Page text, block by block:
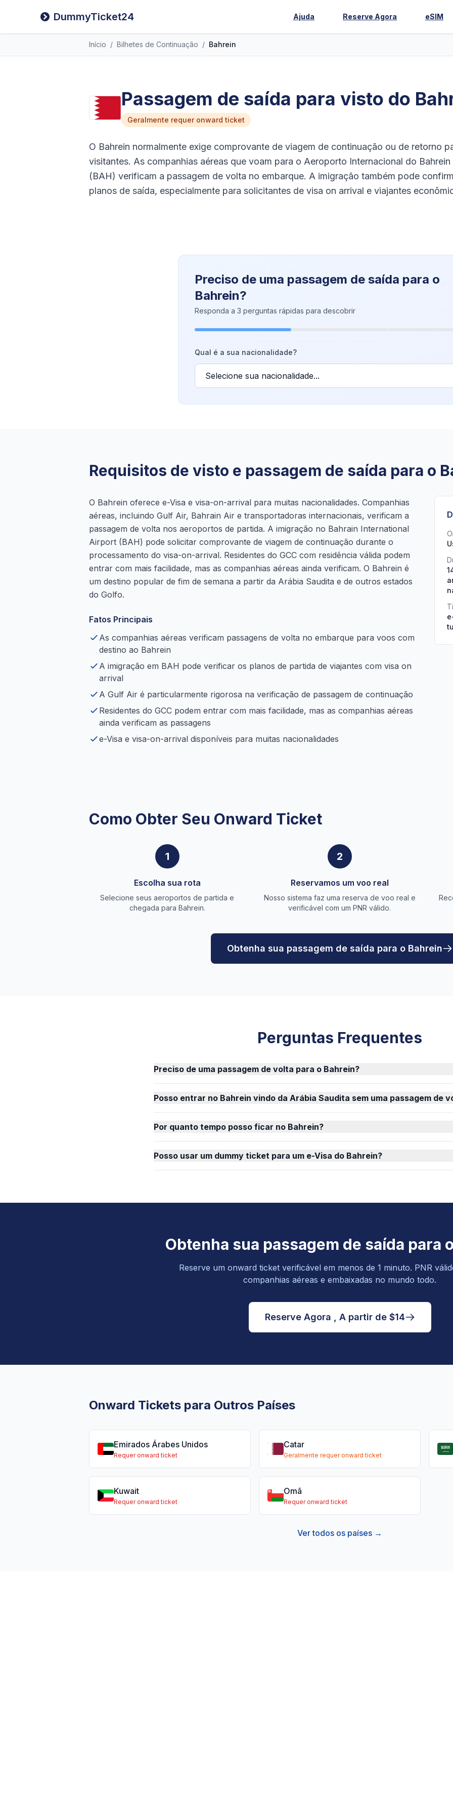
DummyTicket24 Ajuda Reserve Agora eSIM
Início / Bilhetes de Continuação / Bahrein
Passagem de saída para visto do
Geralmente requer onward ticket
O Bahrein normalmente exige comprovante de viagem de continuação ou de retorno
visitantes. As companhias aéreas que voam para o Aeroporto Internacional do Bahrein
(BAH) verificam a passagem de volta no embarque. A imigração também pode
planos de saída, especialmente para solicitantes de visa on arrival e viajantes
Preciso de uma passagem de saída para o
Bahrein?
Responda a 3 perguntas rápidas para descobrir
Qual é a sua nacionalidade?
Requisitos de visto e passagem de saída para o
O Bahrein oferece e-Visa e visa-on-arrival para muitas nacionalidades. Companhias
aéreas, incluindo Gulf Air, Bahrain Air e transportadoras internacionais, verificam a
passagem de volta nos aeroportos de partida. A imigração no Bahrain International
Airport (BAH) pode solicitar comprovante de viagem de continuação durante o
processamento do visa-on-arrival. Residentes do GCC com residência válida podem
entrar com mais facilidade, mas as companhias aéreas ainda verificam. O Bahrein é
um destino popular de fim de semana a partir da Arábia Saudita e de outros estados
do Golfo.
Fatos Principais
As companhias aéreas verificam passagens de volta no embarque para voos com
destino ao Bahrein
A imigração em BAH pode verificar os planos de partida de viajantes com visa on
arrival
A Gulf Air é particularmente rigorosa na verificação de passagem de continuação
Residentes do GCC podem entrar com mais facilidade, mas as companhias aéreas
ainda verificam as passagens
e-Visa e visa-on-arrival disponíveis para muitas nacionalidades
Como Obter Seu Onward Ticket
1
Escolha sua rota
Selecione seus aeroportos de partida e
chegada para Bahrein.
2
Reservamos um voo real
Nosso sistema faz uma reserva de voo real e
verificável com um PNR válido.
Obtenha sua passagem de saída para o Bahrein
Perguntas Frequentes
Preciso de uma passagem de volta para o Bahrein?
Posso entrar no Bahrein vindo da Arábia Saudita sem uma passagem de
Por quanto tempo posso ficar no Bahrein?
Posso usar um dummy ticket para um e-Visa do Bahrein?
Obtenha sua passagem de saída para
Reserve um onward ticket verificável em menos de 1 minuto. PNR
companhias aéreas e embaixadas no mundo todo.
Reserve Agora , A partir de $14
Onward Tickets para Outros Países
Emirados Árabes Unidos
Requer onward ticket
Catar
Geralmente requer onward ticket
Kuwait
Requer onward ticket
Omã
Requer onward ticket
Ver todos os países →